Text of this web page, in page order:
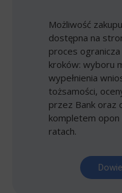
Możliwość
dostępna na
proces
kroków: wyboru
wypełnienia
tożsamości,
przez Bank oraz
kompletem
ratach.